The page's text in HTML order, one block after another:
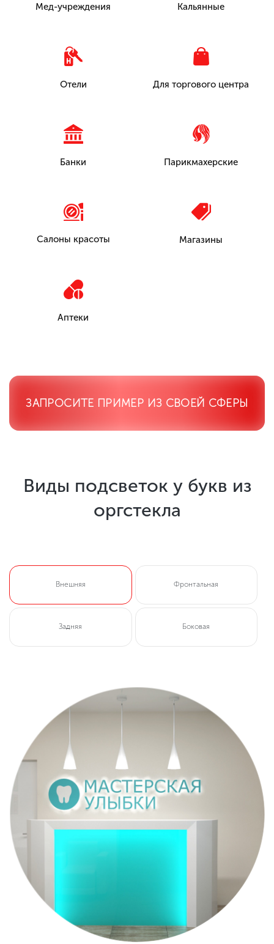
Мед-учреждения Кальянные
Отели Для торгового центра
Банки Парикмахерские
Салоны красоты Магазины
Аптеки
ЗАПРОСИТЕ ПРИМЕР ИЗ СВОЕЙ СФЕРЫ
Виды подсветок у букв из
оргстекла
Внешняя Фронтальная
Задняя Боковая